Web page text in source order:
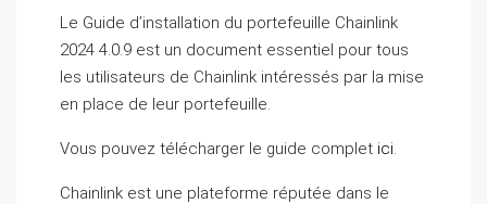
Le Guide d’installation du portefeuille Chainlink
2024 4.0.9 est un document essentiel pour tous
les utilisateurs de Chainlink intéressés par la mise
en place de leur portefeuille.
Vous pouvez télécharger le guide complet ici.
Chainlink est une plateforme réputée dans le